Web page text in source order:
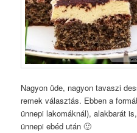
Nagyon üde, nagyon tavaszi
remek választás. Ebben a
ünnepi lakomáknál), alakbarát
ünnepi ebéd után 🙂